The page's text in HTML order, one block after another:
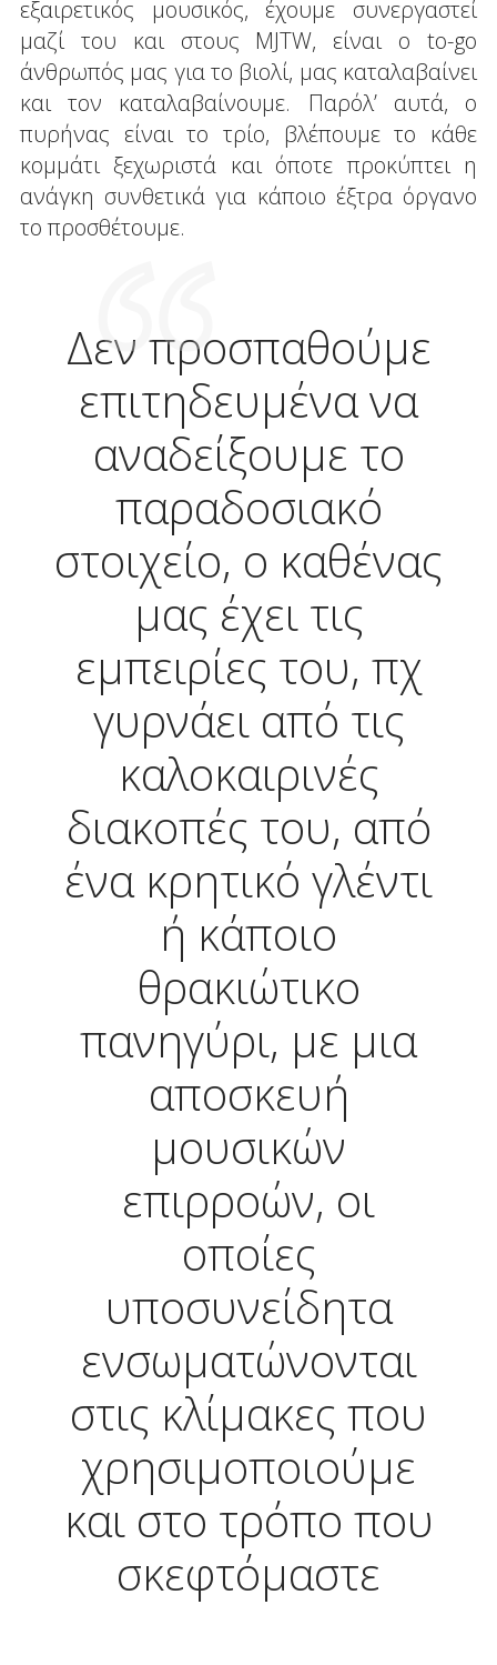
εξαιρετικός μουσικός, έχουμε συνεργαστεί
μαζί του και στους MJTW, είναι ο to-go
άνθρωπός μας για το βιολί, μας καταλαβαίνει
και τον καταλαβαίνουμε. Παρόλ’ αυτά, ο
πυρήνας είναι το τρίο, βλέπουμε το κάθε
κομμάτι ξεχωριστά και όποτε προκύπτει η
ανάγκη συνθετικά για κάποιο έξτρα όργανο
το προσθέτουμε.
Δεν προσπαθούμε
επιτηδευμένα να
αναδείξουμε το
παραδοσιακό
στοιχείο, ο καθένας
μας έχει τις
εμπειρίες του, πχ
γυρνάει από τις
καλοκαιρινές
διακοπές του, από
ένα κρητικό γλέντι
ή κάποιο
θρακιώτικο
πανηγύρι, με μια
αποσκευή
μουσικών
επιρροών, οι
οποίες
υποσυνείδητα
ενσωματώνονται
στις κλίμακες που
χρησιμοποιούμε
και στο τρόπο που
σκεφτόμαστε